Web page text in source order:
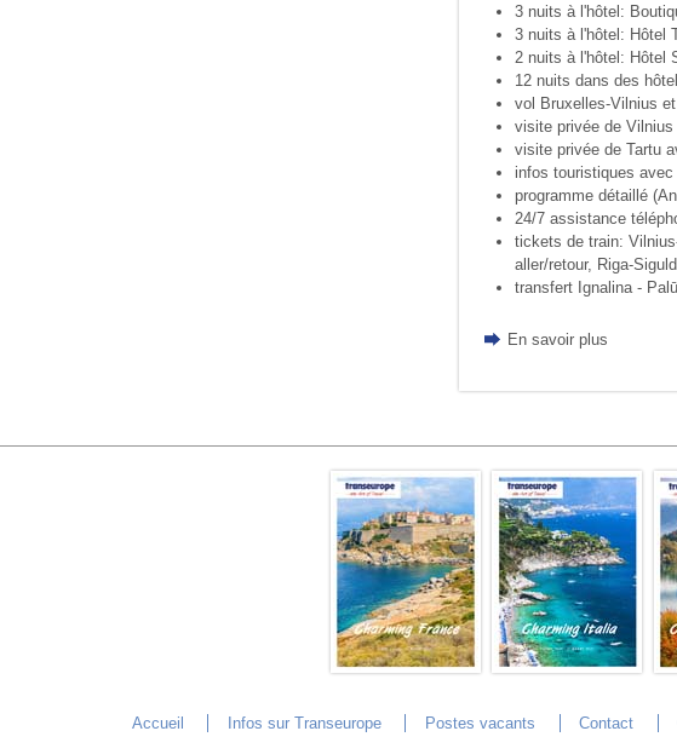
3 nuits à l'hôtel:
3 nuits à l'hôtel: Hôtel
2 nuits à l'hôtel: Hôtel
12 nuits dans des
vol Bruxelles-Vilnius
visite privée de
visite privée de Tartu
infos touristiques
programme détaillé
24/7 assistance
tickets de train:
aller/retour, Riga-
transfert Ignalina -
En savoir plus
Accueil Infos sur Transeurope Postes vacants Contact